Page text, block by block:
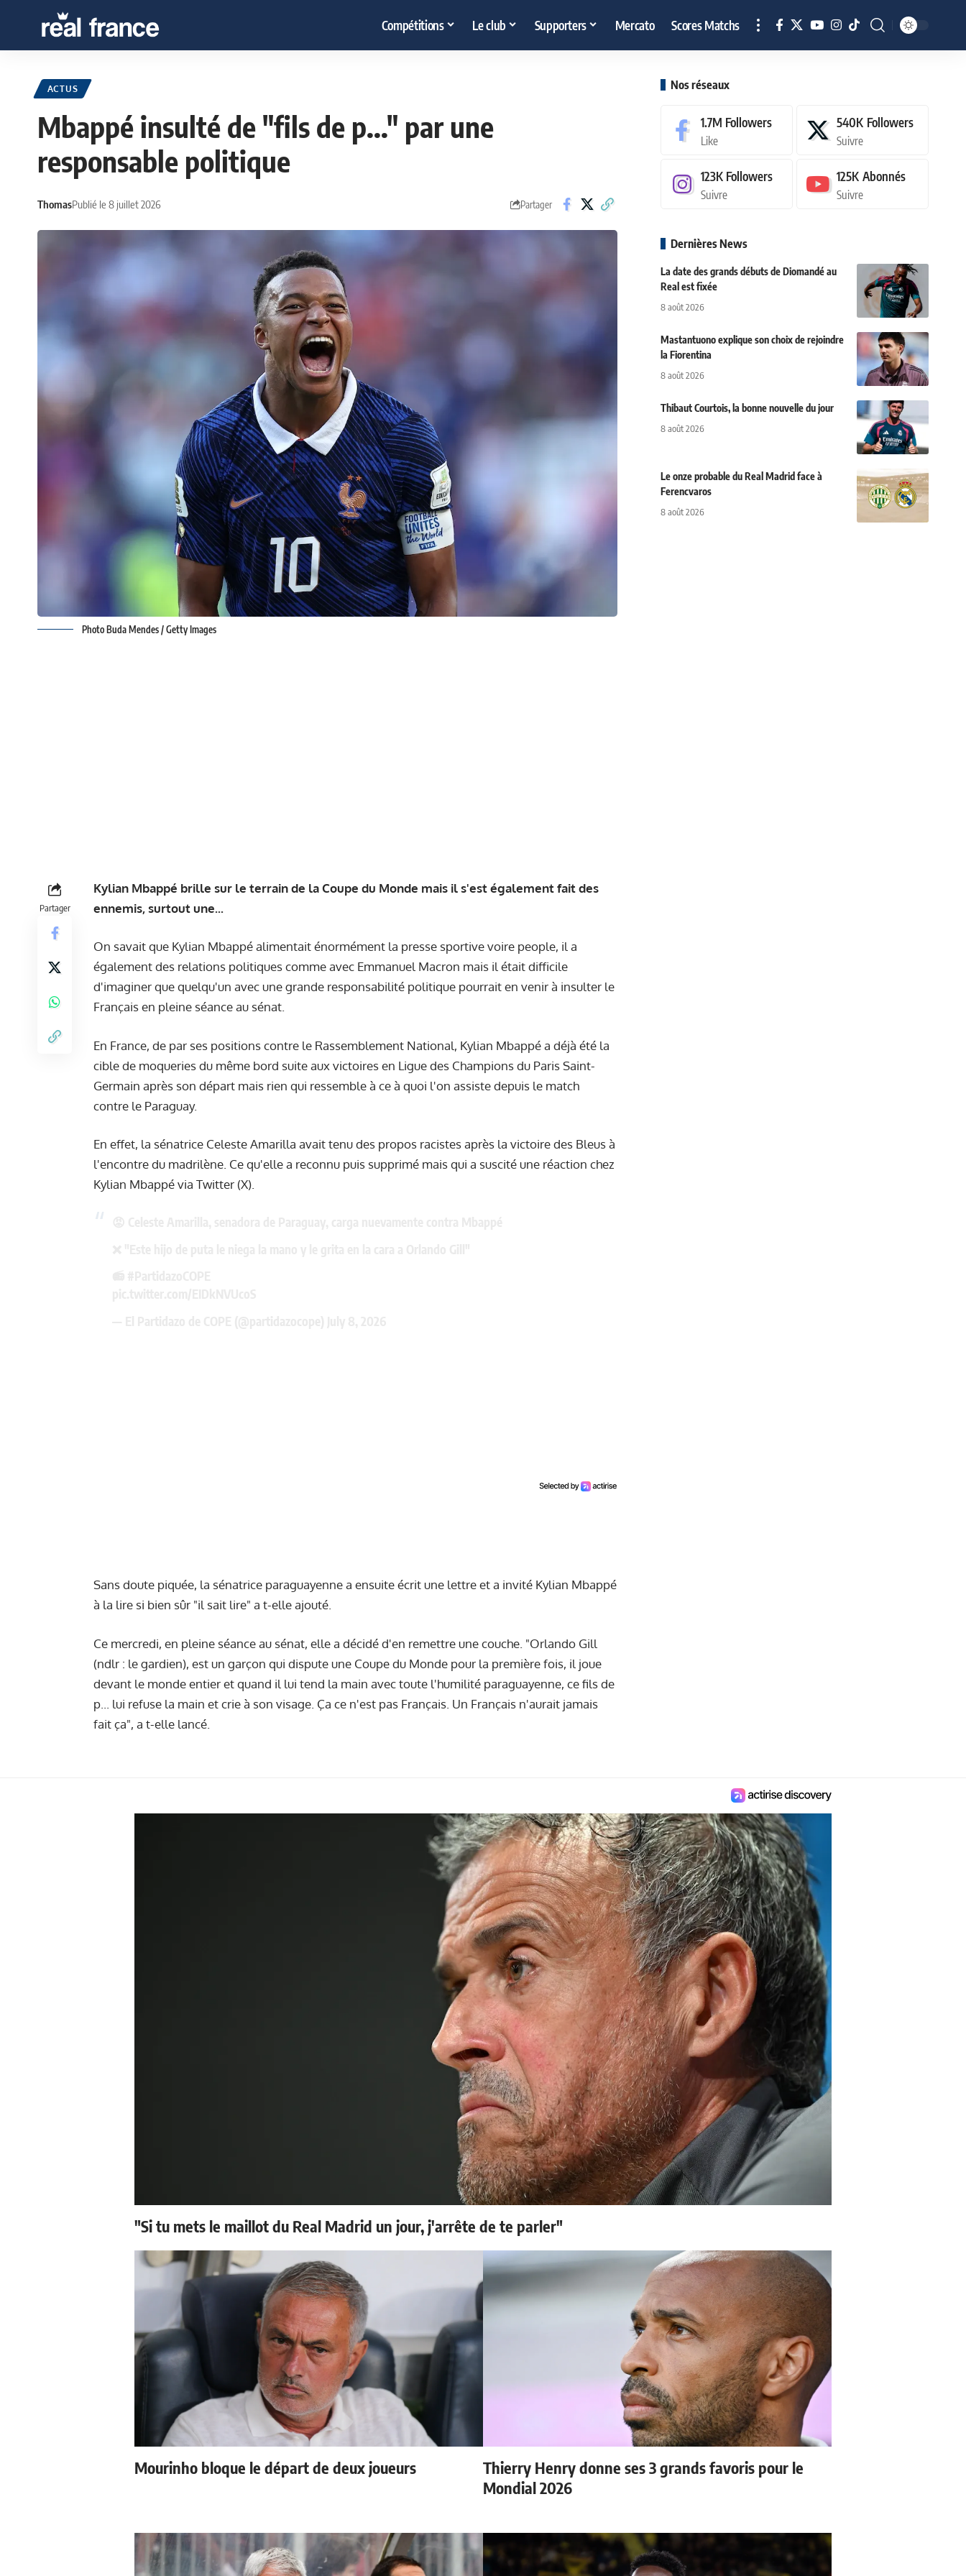
Compétitions Le club Supporters Mercato Scores Matchs
ACTUS
Mbappé insulté de "fils de p..." par une
responsable politique
ThomasPublié le 8 juillet 2026 Partager
Photo Buda Mendes / Getty Images
Partager
Kylian Mbappé brille sur le terrain de la Coupe du Monde mais il s'est également fait des
ennemis, surtout une...
On savait que Kylian Mbappé alimentait énormément la presse sportive voire people, il a
également des relations politiques comme avec Emmanuel Macron mais il était difficile
d'imaginer que quelqu'un avec une grande responsabilité politique pourrait en venir à insulter le
Français en pleine séance au sénat.
En France, de par ses positions contre le Rassemblement National, Kylian Mbappé a déjà été la
cible de moqueries du même bord suite aux victoires en Ligue des Champions du Paris Saint-
Germain après son départ mais rien qui ressemble à ce à quoi l'on assiste depuis le match
contre le Paraguay.
En effet, la sénatrice Celeste Amarilla avait tenu des propos racistes après la victoire des Bleus à
l'encontre du madrilène. Ce qu'elle a reconnu puis supprimé mais qui a suscité une réaction chez
Kylian Mbappé via Twitter (X).
Sans doute piquée, la sénatrice paraguayenne a ensuite écrit une lettre et a invité Kylian Mbappé
à la lire si bien sûr "il sait lire" a t-elle ajouté.
Ce mercredi, en pleine séance au sénat, elle a décidé d'en remettre une couche. "Orlando Gill
(ndlr : le gardien), est un garçon qui dispute une Coupe du Monde pour la première fois, il joue
devant le monde entier et quand il lui tend la main avec toute l'humilité paraguayenne, ce fils de
p... lui refuse la main et crie à son visage. Ça ce n'est pas Français. Un Français n'aurait jamais
fait ça", a t-elle lancé.
Nos réseaux
1.7M Followers
Like
540K Followers
Suivre
123K Followers
Suivre
125K Abonnés
Suivre
Dernières News
La date des grands débuts de Diomandé au
Real est fixée
8 août 2026
Mastantuono explique son choix de rejoindre
la Fiorentina
8 août 2026
Thibaut Courtois, la bonne nouvelle du jour
8 août 2026
Le onze probable du Real Madrid face à
Ferencvaros
8 août 2026
"Si tu mets le maillot du Real Madrid un jour, j'arrête de te parler"
Mourinho bloque le départ de deux joueurs
Thierry Henry donne ses 3 grands favoris pour le
Mondial 2026